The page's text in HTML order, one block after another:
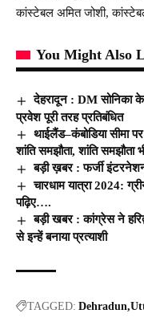
कांस्टेबल अमित जोशी,
You Might Also
देहरादून : DM सोनिका
प्रवेश पूरी तरह प्रतिबंधित
थाईलैंड–कंबोडिया सीमा
शांति समझौता, शांति समझौता
बड़ी ख़बर : फर्जी
चारधाम यात्रा 2024:
पढ़िए….
बड़ी खबर : कांग्रेस ने
से इन्हें बनाया प्रत्याशी
TAGGED: Dehradun